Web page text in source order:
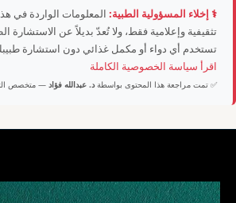
⚕️ إخلاء المسؤولية الطبية: المعلومات الواردة في
تثقيفية وإعلامية فقط، ولا تُعدّ بديلاً عن الاستشارة
تستخدم أي دواء أو مكمل غذائي دون استشارة
اقرأ سياسة الخصوصية الكاملة
✅ تمت مراجعة هذا المحتوى بواسطةد. عبدالله فؤاد — متخصص